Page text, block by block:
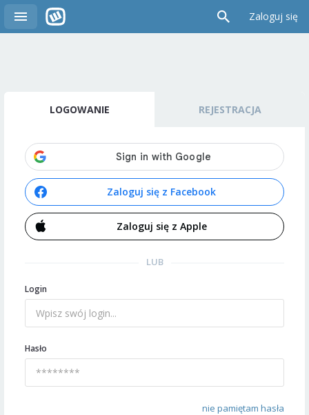
Zaloguj się
LOGOWANIE REJESTRACJA
Zaloguj się z Facebook
Zaloguj się z Apple
LUB
Login
Hasło
nie pamiętam hasła